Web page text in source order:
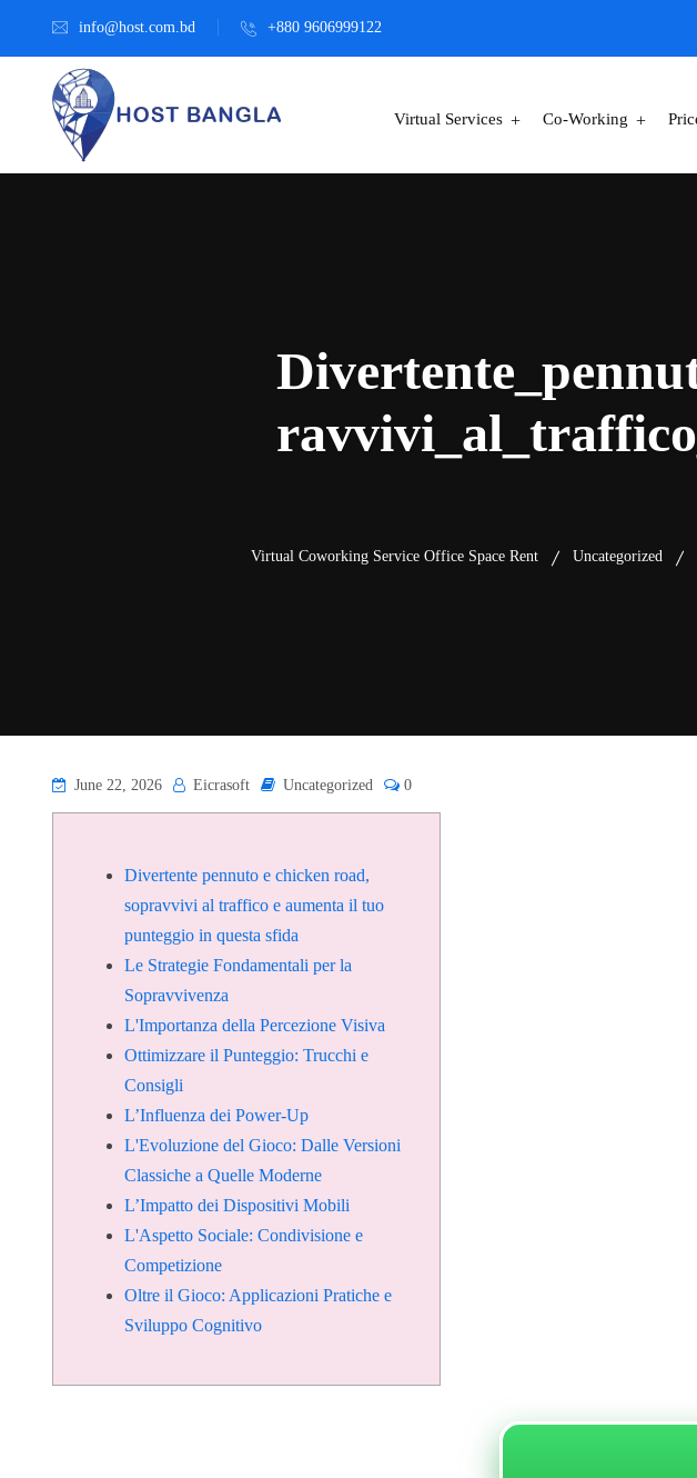
info@host.com.bd +880 9606999122
Virtual Services Co-Working
Virtual Coworking Service Office Space Rent Uncategorized
June 22, 2026 Eicrasoft Uncategorized 0
Divertente pennuto e chicken road,
sopravvivi al traffico e aumenta il tuo
punteggio in questa sfida
Le Strategie Fondamentali per la
Sopravvivenza
L'Importanza della Percezione Visiva
Ottimizzare il Punteggio: Trucchi e
Consigli
L’Influenza dei Power-Up
L'Evoluzione del Gioco: Dalle Versioni
Classiche a Quelle Moderne
L’Impatto dei Dispositivi Mobili
L'Aspetto Sociale: Condivisione e
Competizione
Oltre il Gioco: Applicazioni Pratiche e
Sviluppo Cognitivo